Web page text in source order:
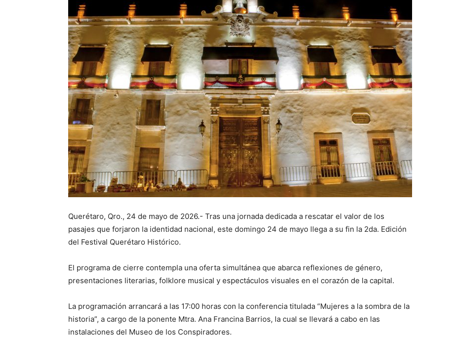
Querétaro, Qro., 24 de mayo de 2026.- Tras una jornada dedicada a rescatar el valor de los
pasajes que forjaron la identidad nacional, este domingo 24 de mayo llega a su fin la 2da. Edición
del Festival Querétaro Histórico.
El programa de cierre contempla una oferta simultánea que abarca reflexiones de género,
presentaciones literarias, folklore musical y espectáculos visuales en el corazón de la capital.
La programación arrancará a las 17:00 horas con la conferencia titulada “Mujeres a la sombra de la
historia”, a cargo de la ponente Mtra. Ana Francina Barrios, la cual se llevará a cabo en las
instalaciones del Museo de los Conspiradores.